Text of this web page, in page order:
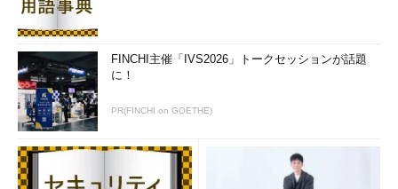
FINCHI主催「IVS2026」トークセッションが話題
に！
PR(FINCHI on GOETHE)